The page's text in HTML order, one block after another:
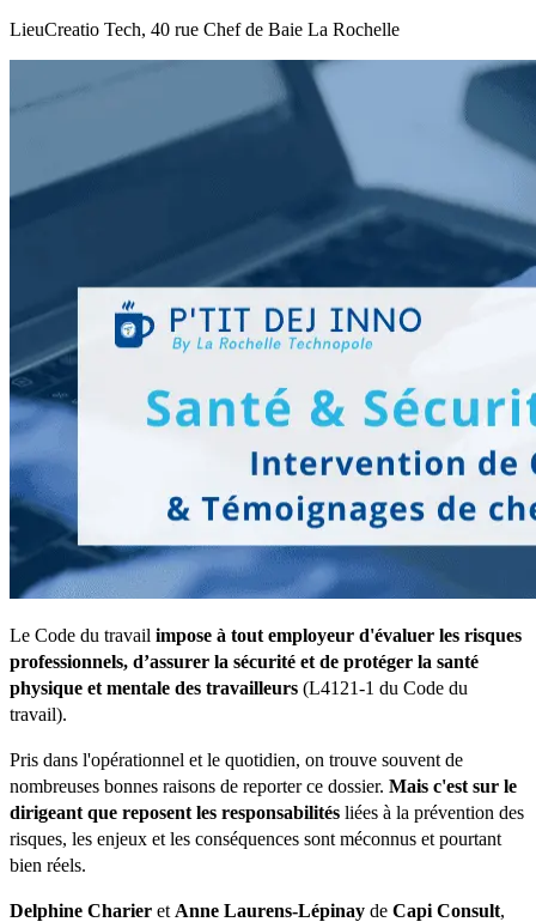
LieuCreatio Tech, 40 rue Chef de Baie La Rochelle
Le Code du travail impose à tout employeur d'évaluer les risques
professionnels, d’assurer la sécurité et de protéger la santé
physique et mentale des travailleurs (L4121-1 du Code du
travail).
Pris dans l'opérationnel et le quotidien, on trouve souvent de
nombreuses bonnes raisons de reporter ce dossier. Mais c'est sur le
dirigeant que reposent les responsabilités liées à la prévention des
risques, les enjeux et les conséquences sont méconnus et pourtant
bien réels.
Delphine Charier et Anne Laurens-Lépinay de Capi Consult,